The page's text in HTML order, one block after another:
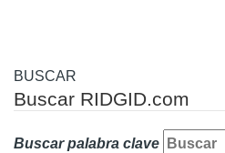
BUSCAR
Buscar RIDGID.com
Buscar palabra clave